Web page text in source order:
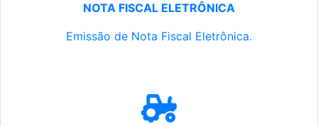
NOTA FISCAL ELETRÔNICA
Emissão de Nota Fiscal Eletrônica.